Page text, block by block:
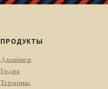
ПРОДУКТЫ
Дизайнер
Гидра
Терминал